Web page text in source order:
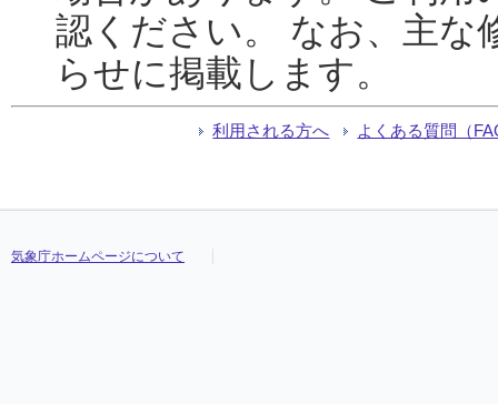
認ください。 なお、主な
らせに掲載します。
利用される方へ よくある質問（
気象庁ホームページについて